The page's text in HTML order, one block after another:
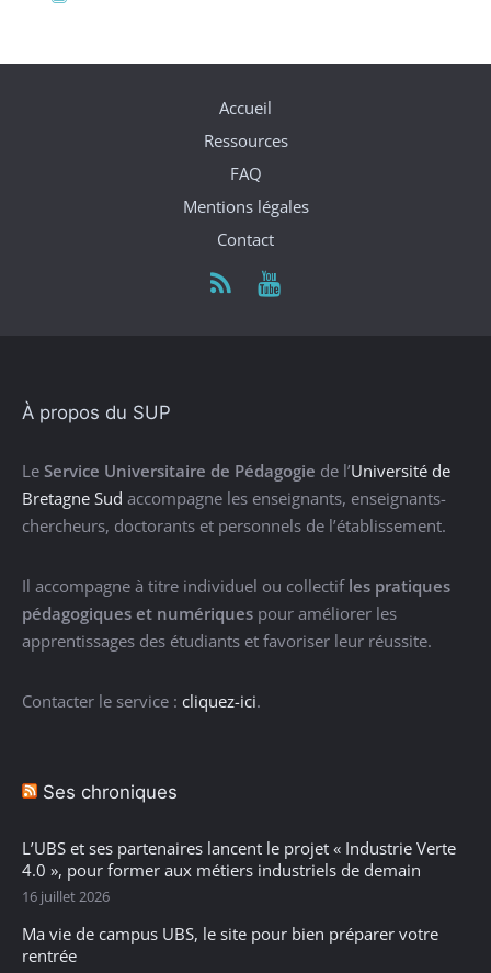
Accueil
Ressources
FAQ
Mentions légales
Contact
À propos du SUP
Le Service Universitaire de Pédagogie de l’Université de
Bretagne Sud accompagne les enseignants, enseignants-
chercheurs, doctorants et personnels de l’établissement.
Il accompagne à titre individuel ou collectif les pratiques
pédagogiques et numériques pour améliorer les
apprentissages des étudiants et favoriser leur réussite.
Contacter le service : cliquez-ici.
Ses chroniques
L’UBS et ses partenaires lancent le projet « Industrie Verte
4.0 », pour former aux métiers industriels de demain
16 juillet 2026
Ma vie de campus UBS, le site pour bien préparer votre
rentrée